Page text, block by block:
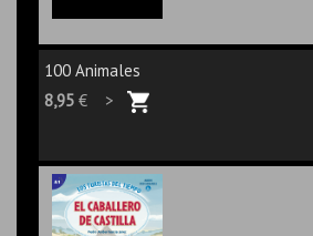
100 Animales
8,95 € >